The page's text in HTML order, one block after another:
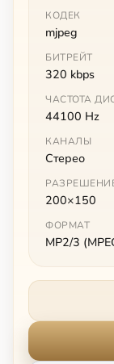
КОДЕК
mjpeg
БИТРЕЙТ
320 kbps
ЧАСТОТА
44100 Hz
КАНАЛЫ
Стерео
200×150
ФОРМАТ
MP2/3